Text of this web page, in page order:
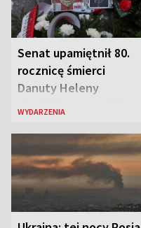
Senat upamiętnił 80.
rocznicę śmierci
Danuty Heleny
Siedzikówny „Inki”
WYDARZENIA